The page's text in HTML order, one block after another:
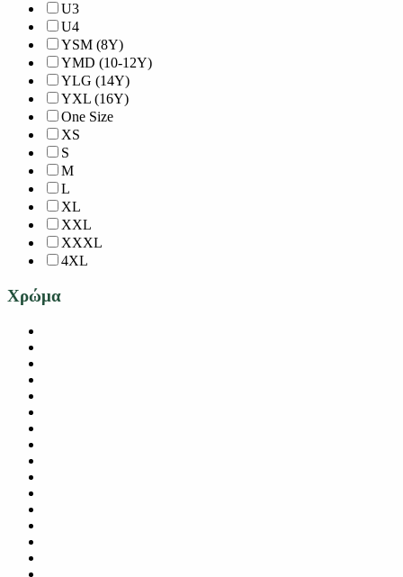
U3
U4
YSM (8Y)
YMD (10-12Y)
YLG (14Y)
YXL (16Y)
One Size
XS
S
M
L
XL
XXL
XXXL
4XL
Χρώμα